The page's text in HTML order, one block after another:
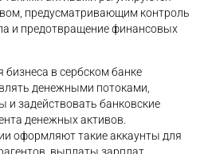
предусматривающим контроль
и предотвращение финансовых
бизнеса в сербском банке
денежными потоками,
и задействовать банковские
денежных активов.
оформляют такие аккаунты для